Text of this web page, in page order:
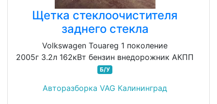
Щетка стеклоочистителя
заднего стекла
Volkswagen Touareg 1 поколение
2005г 3.2л 162кВт бензин внедорожник АКПП
Б/У
Авторазборка VAG Калининград